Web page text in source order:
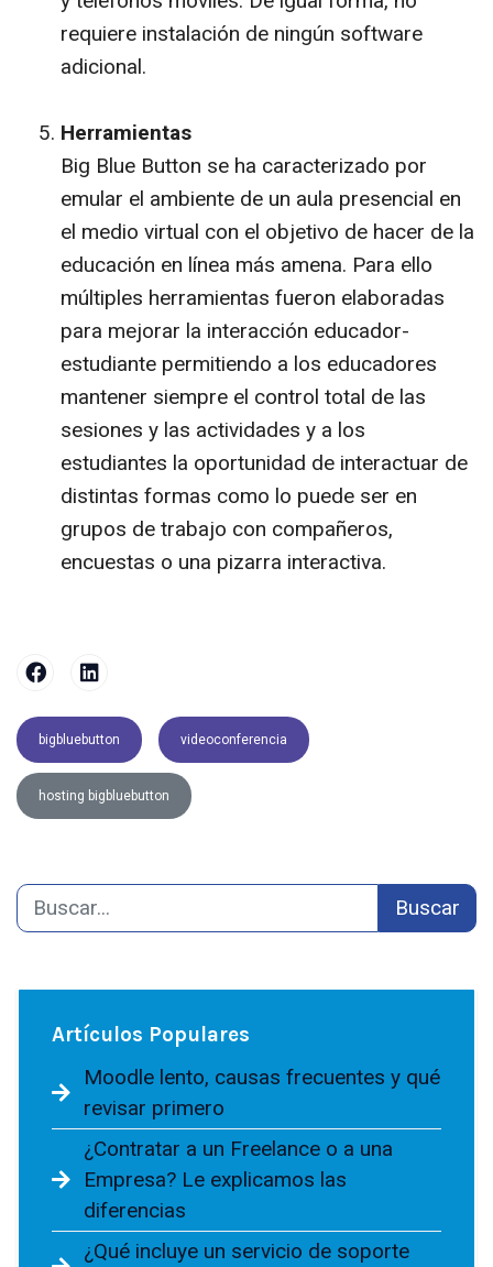
requiere instalación de ningún software
adicional.
Herramientas
Big Blue Button se ha caracterizado por
emular el ambiente de un aula presencial en
el medio virtual con el objetivo de hacer de la
educación en línea más amena. Para ello
múltiples herramientas fueron elaboradas
para mejorar la interacción educador-
estudiante permitiendo a los educadores
mantener siempre el control total de las
sesiones y las actividades y a los
estudiantes la oportunidad de interactuar de
distintas formas como lo puede ser en
grupos de trabajo con compañeros,
encuestas o una pizarra interactiva.
bigbluebutton videoconferencia
hosting bigbluebutton
Buscar
Artículos Populares
Moodle lento, causas frecuentes y qué
revisar primero
¿Contratar a un Freelance o a una
Empresa? Le explicamos las
diferencias
¿Qué incluye un servicio de soporte